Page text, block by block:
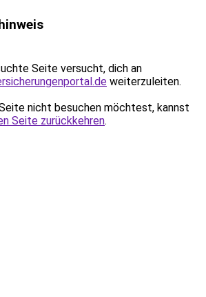
Seite versucht, dich an
weiterzuleiten.
nicht besuchen möchtest, kannst
Seite zurückkehren.